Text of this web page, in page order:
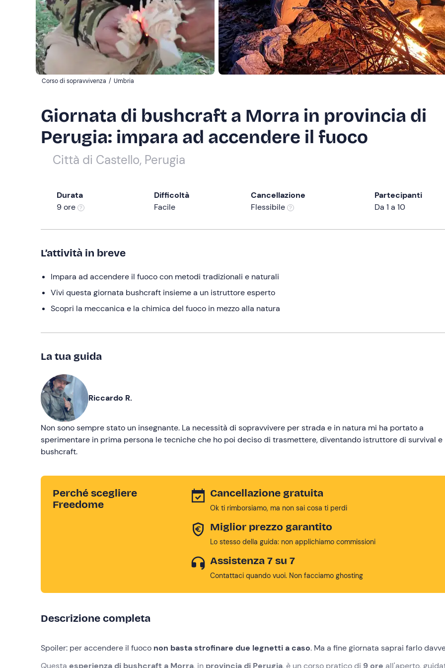
Corso di sopravvivenza / Umbria
Giornata di bushcraft a Morra in provincia di
Perugia: impara ad accendere il fuoco
Città di Castello, Perugia
Durata
9 ore
Difficoltà
Facile
Cancellazione
Flessibile
Partecipanti
Da 1 a 10
L’attività in breve
Impara ad accendere il fuoco con metodi tradizionali e naturali
Vivi questa giornata bushcraft insieme a un istruttore esperto
Scopri la meccanica e la chimica del fuoco in mezzo alla natura
La tua guida
Riccardo R.
Non sono sempre stato un insegnante. La necessità di sopravvivere per strada e in natura mi ha portato a
sperimentare in prima persona le tecniche che ho poi deciso di trasmettere, diventando istruttore di survival e
bushcraft.
Perché scegliere
Freedome
Cancellazione gratuita
Ok ti rimborsiamo, ma non sai cosa ti perdi
Miglior prezzo garantito
Lo stesso della guida: non applichiamo commissioni
Assistenza 7 su 7
Contattaci quando vuoi. Non facciamo ghosting
Descrizione completa
Spoiler: per accendere il fuoco non basta strofinare due legnetti a caso. Ma a fine giornata saprai farlo
Questa esperienza di bushcraft a Morra, in provincia di Perugia, è un corso pratico di 9 ore all'aperto,